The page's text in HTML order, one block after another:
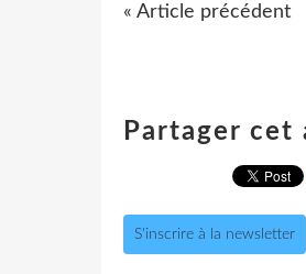
« Article précédent
Partager cet
S'inscrire à la newsletter